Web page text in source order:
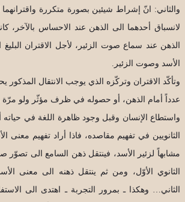
والثاني: انّ إشراط شيئين بصورة متكررة
لانسباق أحدهما الى الذهن عند الاحساس بالآخر،
الذهن عند سماع صوت الزئير، لأجل الاقتران
الأسد وصوت الزئير.
وتأكّد الاقتران وتركّزه الذي يوجب الانتقال المذكور
عدداً أمام الذهن، أو حصوله في ظرف مؤثّر ولو مرّة
واستطاع الإنسان وقبل وجود ظاهرة اللغة في حياته
الثانويين في تفهيم مقاصده، فاذا أراد تفهيم معنى
مشابهاً لزئير الأسد، فينتقل ذهن السامع الى تصوّر
الثانوي الأوّل، ومن ثم ينتقل ذهنه الى معنى
الثاني… وهكذا ـ بمرور التجربة ـ اهتدى الى